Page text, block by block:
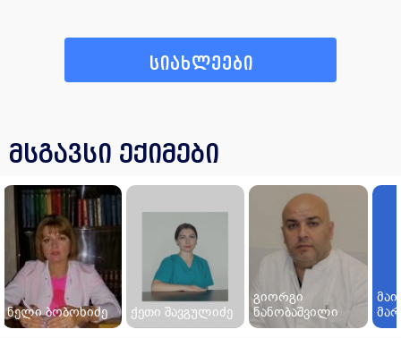
სიახლეები
მსგავსი ექიმები
ნელი ბობოხიძე ქეთი შავგულიძე
გიორგი
ნანობაშვილი